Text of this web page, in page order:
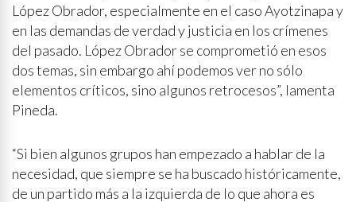
López Obrador, especialmente en el caso Ayotzinapa y
en las demandas de verdad y justicia en los crímenes
del pasado. López Obrador se comprometió en esos
dos temas, sin embargo ahí podemos ver no sólo
elementos críticos, sino algunos retrocesos”, lamenta
Pineda.
“Si bien algunos grupos han empezado a hablar de la
necesidad, que siempre se ha buscado históricamente,
de un partido más a la izquierda de lo que ahora es